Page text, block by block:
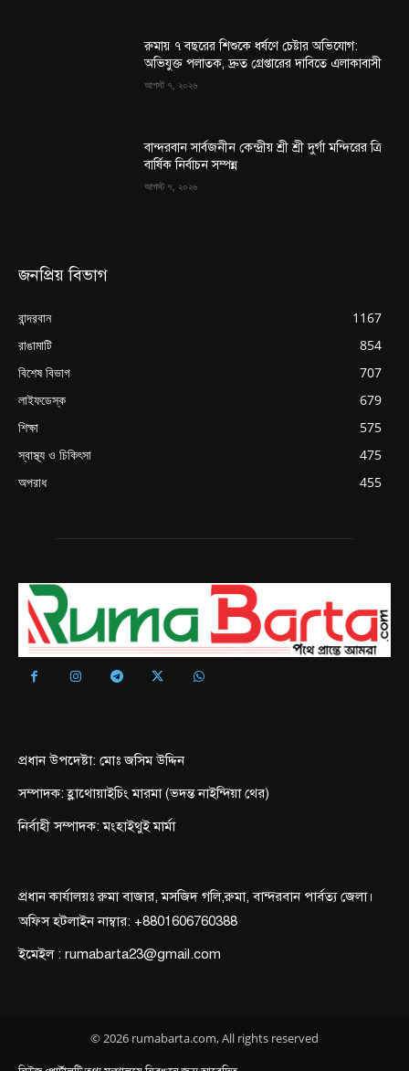
রুমায় ৭ বছরের শিশুকে ধর্ষণে চেষ্টার অভিযোগ:
অভিযুক্ত পলাতক, দ্রুত গ্রেপ্তারের দাবিতে এলাকাবাসী
আগস্ট ৭, ২০২৬
বান্দরবান সার্বজনীন কেন্দ্রীয় শ্রী শ্রী দুর্গা মন্দিরের ত্রি
বার্ষিক নির্বাচন সম্পন্ন
আগস্ট ৭, ২০২৬
জনপ্রিয় বিভাগ
বান্দরবান
1167
রাঙামাটি
854
বিশেষ বিভাগ
707
লাইফডেস্ক
679
শিক্ষা
575
স্বাস্থ্য ও চিকিৎসা
475
অপরাধ
455
প্রধান উপদেষ্টা: মোঃ জসিম উদ্দিন
সম্পাদক: হ্লাথোয়াইচিং মারমা (ভদন্ত নাইন্দিয়া থের)
নির্বাহী সম্পাদক: মংহাইথুই মার্মা
প্রধান কার্যালয়ঃ রুমা বাজার, মসজিদ গলি,রুমা, বান্দরবান পার্বত্য জেলা।
অফিস হটলাইন নাম্বার: +8801606760388
ইমেইল : rumabarta23@gmail.com
© 2026 rumabarta.com, All rights reserved